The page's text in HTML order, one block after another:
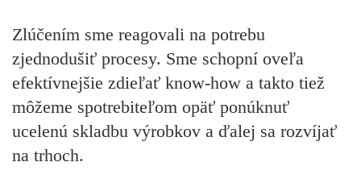
Zlúčením sme reagovali na potrebu
zjednodušiť procesy. Sme schopní oveľa
efektívnejšie zdieľať know-how a takto tiež
môžeme spotrebiteľom opäť ponúknuť
ucelenú skladbu výrobkov a ďalej sa rozvíjať
na trhoch.